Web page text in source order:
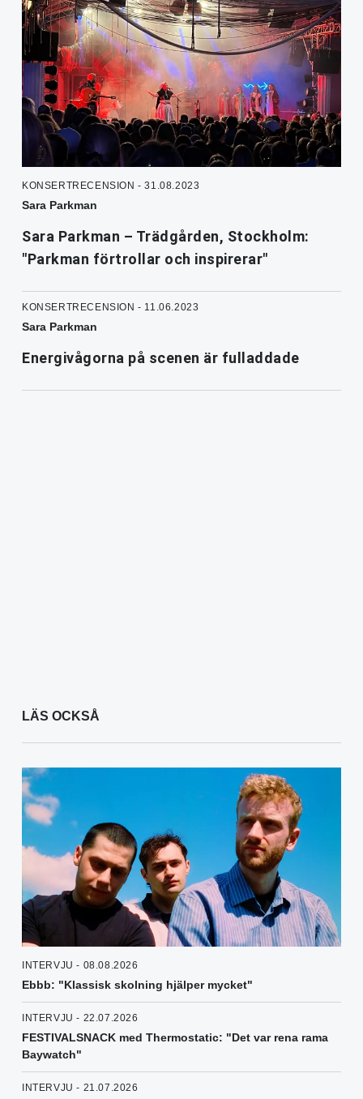
KONSERTRECENSION - 31.08.2023
Sara Parkman
Sara Parkman – Trädgården, Stockholm:
"Parkman förtrollar och inspirerar"
KONSERTRECENSION - 11.06.2023
Sara Parkman
Energivågorna på scenen är fulladdade
LÄS OCKSÅ
INTERVJU - 08.08.2026
Ebbb: "Klassisk skolning hjälper mycket"
INTERVJU - 22.07.2026
FESTIVALSNACK med Thermostatic: "Det var rena rama
Baywatch"
INTERVJU - 21.07.2026